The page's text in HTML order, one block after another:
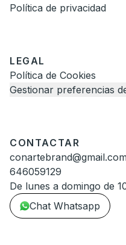
Política de privacidad
LEGAL
Política de Cookies
Gestionar preferencias
CONTACTAR
646059129
De lunes a domingo de
Chat Whatsapp